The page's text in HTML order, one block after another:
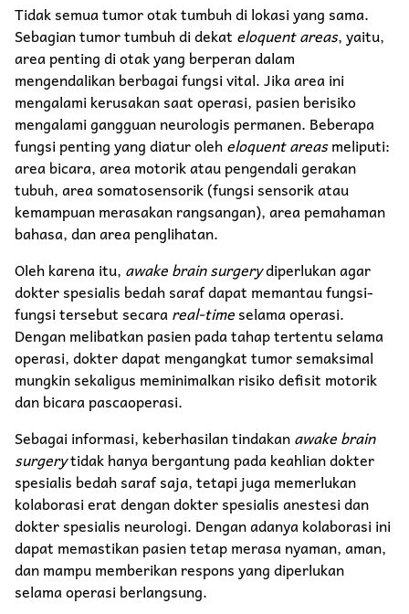
Tidak semua tumor otak tumbuh di lokasi yang sama.
Sebagian tumor tumbuh di dekat eloquent areas, yaitu,
area penting di otak yang berperan dalam
mengendalikan berbagai fungsi vital. Jika area ini
mengalami kerusakan saat operasi, pasien berisiko
mengalami gangguan neurologis permanen. Beberapa
fungsi penting yang diatur oleheloquent areasmeliputi:
area bicara, area motorik atau pengendali gerakan
tubuh, area somatosensorik (fungsi sensorik atau
kemampuan merasakan rangsangan), area pemahaman
bahasa, dan area penglihatan.
Oleh karena itu, awake brain surgerydiperlukan agar
dokter spesialis bedah saraf dapat memantau fungsi-
fungsi tersebut secarareal-timeselama operasi.
Dengan melibatkan pasien pada tahap tertentu selama
operasi, dokter dapat mengangkat tumor semaksimal
mungkin sekaligus meminimalkan risiko defisit motorik
dan bicara pascaoperasi.
Sebagai informasi, keberhasilan tindakanawake brain
surgerytidak hanya bergantung pada keahlian dokter
spesialis bedah saraf saja, tetapi juga memerlukan
kolaborasi erat dengan dokter spesialis anestesi dan
dokter spesialis neurologi. Dengan adanya kolaborasi ini
dapat memastikan pasien tetap merasa nyaman, aman,
dan mampu memberikan respons yang diperlukan
selama operasi berlangsung.